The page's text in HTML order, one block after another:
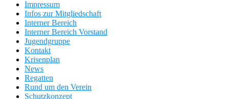
Impressum
Infos zur Mitgliedschaft
Interner Bereich
Interner Bereich Vorstand
Jugendgruppe
Kontakt
Krisenplan
News
Regatten
Rund um den Verein
Schutzkonzept